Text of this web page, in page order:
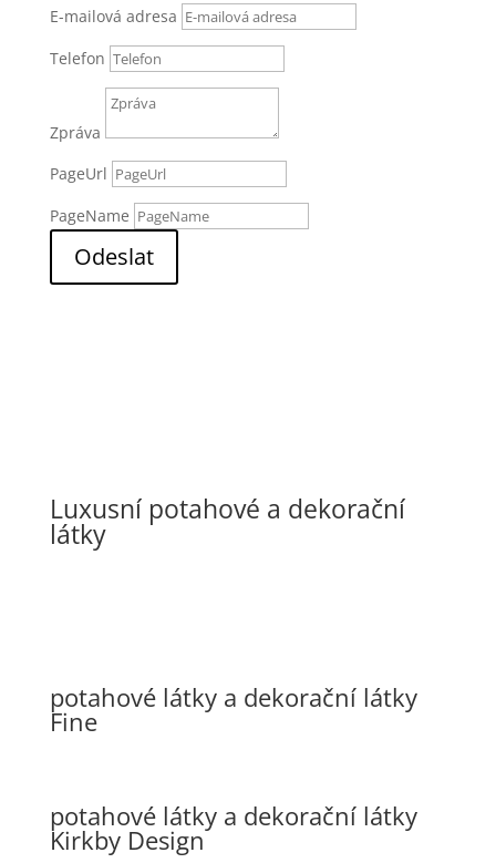
E-mailová adresa
Telefon
Zpráva
PageUrl
PageName
Odeslat
Luxusní potahové a dekorační
látky
potahové látky a dekorační látky
Fine
potahové látky a dekorační látky
Kirkby Design